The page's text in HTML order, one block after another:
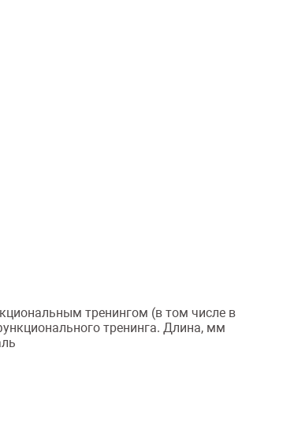
тренингом (в том числе в
тренинга. Длина, мм